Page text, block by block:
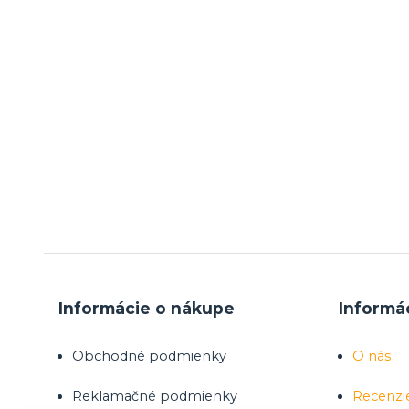
Informácie o nákupe
Obchodné podmienky
Reklamačné podmienky
O nás